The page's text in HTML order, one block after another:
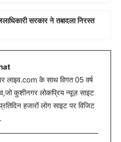
सरकार ने तबादला निरस्त
लाइव.com के साथ विगत 05 वर्ष
कुशीनगर लोकप्रिय न्यूज़ साइट
हजारों लोग साइट पर विजिट